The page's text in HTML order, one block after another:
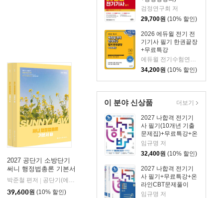
검정연구회 저
29,700원 (10% 할인)
2026 에듀윌 전기 전
기기사 필기 한권끝장
+무료특강
에듀윌 전기수험연구소 편저
34,200원 (10% 할인)
이 분야 신상품
2027 나합격 전기기
사 필기(10개년 기출
문제집)+무료특강+온
라인CBT문제풀이
임규명 저
32,400원 (10% 할인)
2027 나합격 전기기
사 필기+무료특강+온
라인CBT문제풀이
임규명 저
더보기
2027 공단기 소방단기
써니 행정법총론 기본서
박준철 편저
공단기(에스티유니타스)
39,600원 (10% 할인)